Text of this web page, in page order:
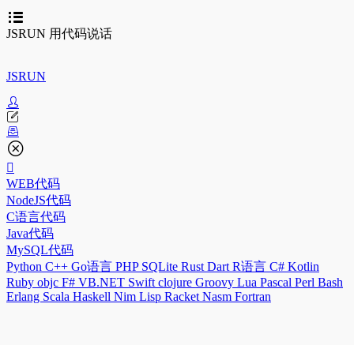
JSRUN 用代码说话
JSRUN
WEB代码
NodeJS代码
C语言代码
Java代码
MySQL代码
Python C++ Go语言 PHP SQLite Rust Dart R语言 C# Kotlin
Ruby objc F# VB.NET Swift clojure Groovy Lua Pascal Perl Bash
Erlang Scala Haskell Nim Lisp Racket Nasm Fortran